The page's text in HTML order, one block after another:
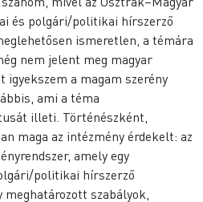
és polgári/politikai hírszerző
ismeretlen, a témára
nem jelent meg magyar
igyekszem a magam szerény
ami a téma
illeti. Történészként,
maga az intézmény érdekelt: az
amely egy
politikai hírszerző
szabályok,